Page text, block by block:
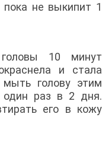
не выкипит 1
10 минут
и стала
голову этим
один раз в 2 дня.
его в кожу